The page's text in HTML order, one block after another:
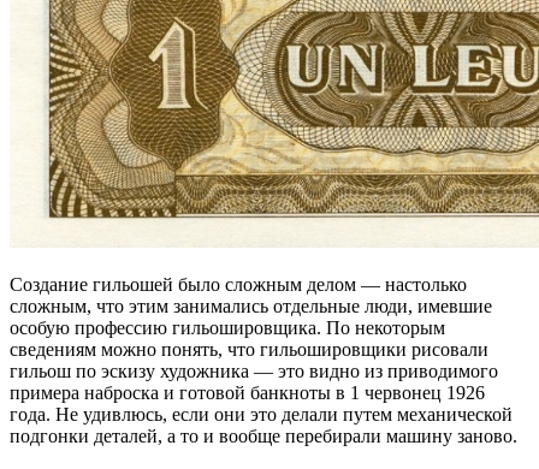
Создание гильошей было сложным делом — настолько
сложным, что этим занимались отдельные люди, имевшие
особую профессию гильошировщика. По некоторым
сведениям можно понять, что гильошировщики рисовали
гильош по эскизу художника — это видно из приводимого
примера наброска и готовой банкноты в 1 червонец 1926
года. Не удивлюсь, если они это делали путем механической
подгонки деталей, а то и вообще перебирали машину заново.